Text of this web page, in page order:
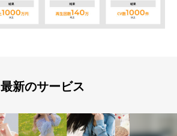
最新のサービス